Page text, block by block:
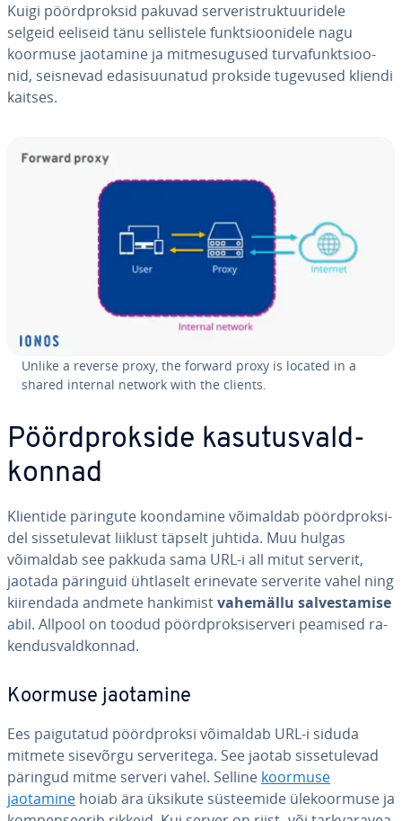
Kuigi pöörd­prok­sid pakuvad ser­ve­ri­struk­tuu­ri­dele
selgeid eeliseid tänu sel­lis­tele funkt­sioo­ni­dele nagu
koormuse jaotamine ja mit­me­su­gu­sed tur­va­funkt­sioo­
nid, seisnevad eda­si­suu­na­tud prokside tugevused kliendi
kaitses.
Unlike a reverse proxy, the forward proxy is located in a
shared internal network with the clients.
Pöörd­prok­side ka­su­tus­vald­
kon­nad
Klientide päringute koon­da­mine võimaldab pöörd­prok­si­
del sis­se­tu­le­vat liiklust täpselt juhtida. Muu hulgas
võimaldab see pakkuda sama URL-i all mitut serverit,
jaotada päringuid ühtlaselt erinevate serverite vahel ning
kii­ren­dada andmete hankimistvahemällu sal­ves­ta­mise
abil. Allpool on toodud pöörd­prok­si­ser­veri peamised ra­
ken­dus­vald­kon­nad.
Koormuse jaotamine
Ees pai­gu­ta­tud pöörd­proksi võimaldab URL-i siduda
mitmete sisevõrgu ser­ve­ri­tega. See jaotab sis­se­tu­le­vad
päringud mitme serveri vahel. Selline koormuse
jaotamine hoiab ära üksikute süs­teemide üle­koor­muse ja